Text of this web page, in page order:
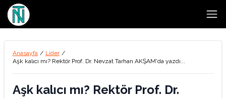
Anasayfa / Lider /
Aşk kalıcı mı? Rektör Prof. Dr. Nevzat Tarhan AKŞAM'da yazdı...
Aşk kalıcı mı? Rektör Prof. Dr.